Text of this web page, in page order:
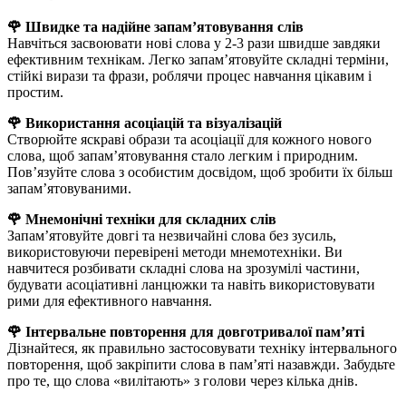
🌹 Швидке та надійне запам’ятовування слів
Навчіться засвоювати нові слова у 2-3 рази швидше завдяки
ефективним технікам. Легко запам’ятовуйте складні терміни,
стійкі вирази та фрази, роблячи процес навчання цікавим і
простим.
🌹 Використання асоціацій та візуалізацій
Створюйте яскраві образи та асоціації для кожного нового
слова, щоб запам’ятовування стало легким і природним.
Пов’язуйте слова з особистим досвідом, щоб зробити їх більш
запам’ятовуваними.
🌹 Мнемонічні техніки для складних слів
Запам’ятовуйте довгі та незвичайні слова без зусиль,
використовуючи перевірені методи мнемотехніки. Ви
навчитеся розбивати складні слова на зрозумілі частини,
будувати асоціативні ланцюжки та навіть використовувати
рими для ефективного навчання.
🌹 Інтервальне повторення для довготривалої пам’яті
Дізнайтеся, як правильно застосовувати техніку інтервального
повторення, щоб закріпити слова в пам’яті назавжди. Забудьте
про те, що слова «вилітають» з голови через кілька днів.